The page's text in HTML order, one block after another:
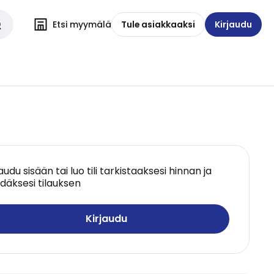
Etsi myymälä Tule asiakkaaksi Kirjaudu
sisään tai luo tili tarkistaaksesi hinnan ja
tilauksen
Kirjaudu